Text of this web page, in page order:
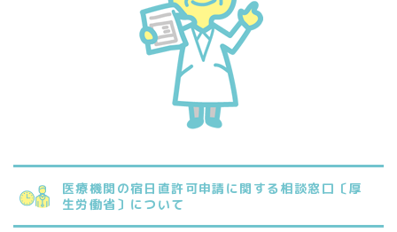
医療機関の宿日直許可申請に関する相談窓口〔厚
生労働省〕について